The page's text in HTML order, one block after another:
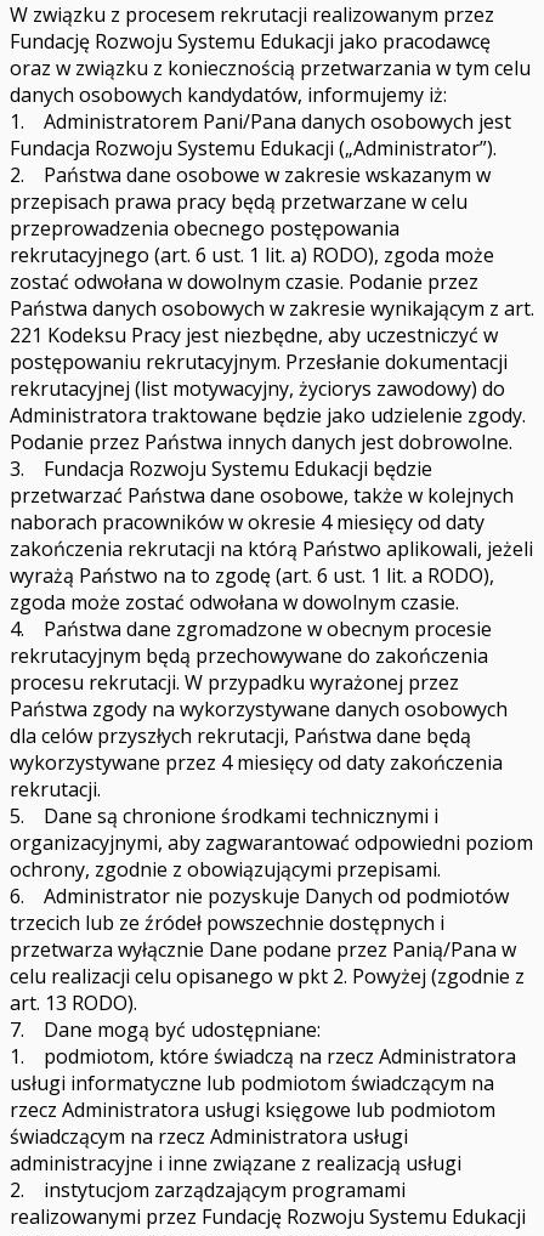
W związku z procesem rekrutacji realizowanym przez
Fundację Rozwoju Systemu Edukacji jako pracodawcę
oraz w związku z koniecznością przetwarzania w tym celu
danych osobowych kandydatów, informujemy iż:
1. Administratorem Pani/Pana danych osobowych jest
Fundacja Rozwoju Systemu Edukacji („Administrator”).
2. Państwa dane osobowe w zakresie wskazanym w
przepisach prawa pracy będą przetwarzane w celu
przeprowadzenia obecnego postępowania
rekrutacyjnego (art. 6 ust. 1 lit. a) RODO), zgoda może
zostać odwołana w dowolnym czasie. Podanie przez
Państwa danych osobowych w zakresie wynikającym z art.
221 Kodeksu Pracy jest niezbędne, aby uczestniczyć w
postępowaniu rekrutacyjnym. Przesłanie dokumentacji
rekrutacyjnej (list motywacyjny, życiorys zawodowy) do
Administratora traktowane będzie jako udzielenie zgody.
Podanie przez Państwa innych danych jest dobrowolne.
3. Fundacja Rozwoju Systemu Edukacji będzie
przetwarzać Państwa dane osobowe, także w kolejnych
naborach pracowników w okresie 4 miesięcy od daty
zakończenia rekrutacji na którą Państwo aplikowali, jeżeli
wyrażą Państwo na to zgodę (art. 6 ust. 1 lit. a RODO),
zgoda może zostać odwołana w dowolnym czasie.
4. Państwa dane zgromadzone w obecnym procesie
rekrutacyjnym będą przechowywane do zakończenia
procesu rekrutacji. W przypadku wyrażonej przez
Państwa zgody na wykorzystywane danych osobowych
dla celów przyszłych rekrutacji, Państwa dane będą
wykorzystywane przez 4 miesięcy od daty zakończenia
rekrutacji.
5. Dane są chronione środkami technicznymi i
organizacyjnymi, aby zagwarantować odpowiedni poziom
ochrony, zgodnie z obowiązującymi przepisami.
6. Administrator nie pozyskuje Danych od podmiotów
trzecich lub ze źródeł powszechnie dostępnych i
przetwarza wyłącznie Dane podane przez Panią/Pana w
celu realizacji celu opisanego w pkt 2. Powyżej (zgodnie z
art. 13 RODO).
7. Dane mogą być udostępniane:
1. podmiotom, które świadczą na rzecz Administratora
usługi informatyczne lub podmiotom świadczącym na
rzecz Administratora usługi księgowe lub podmiotom
świadczącym na rzecz Administratora usługi
administracyjne i inne związane z realizacją usługi
2. instytucjom zarządzającym programami
realizowanymi przez Fundację Rozwoju Systemu Edukacji